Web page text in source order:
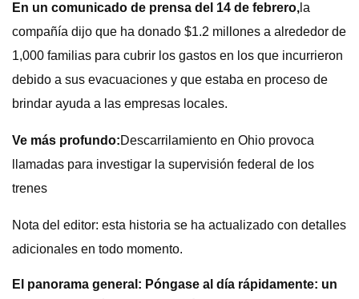
En un comunicado de prensa del 14 de febrero, la
compañía dijo que ha donado $1.2 millones a alrededor de
1,000 familias para cubrir los gastos en los que incurrieron
debido a sus evacuaciones y que estaba en proceso de
brindar ayuda a las empresas locales.
Ve más profundo:Descarrilamiento en Ohio provoca
llamadas para investigar la supervisión federal de los
trenes
Nota del editor: esta historia se ha actualizado con detalles
adicionales en todo momento.
El panorama general: Póngase al día rápidamente: un